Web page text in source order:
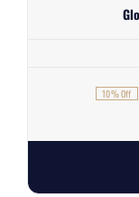
10% Off